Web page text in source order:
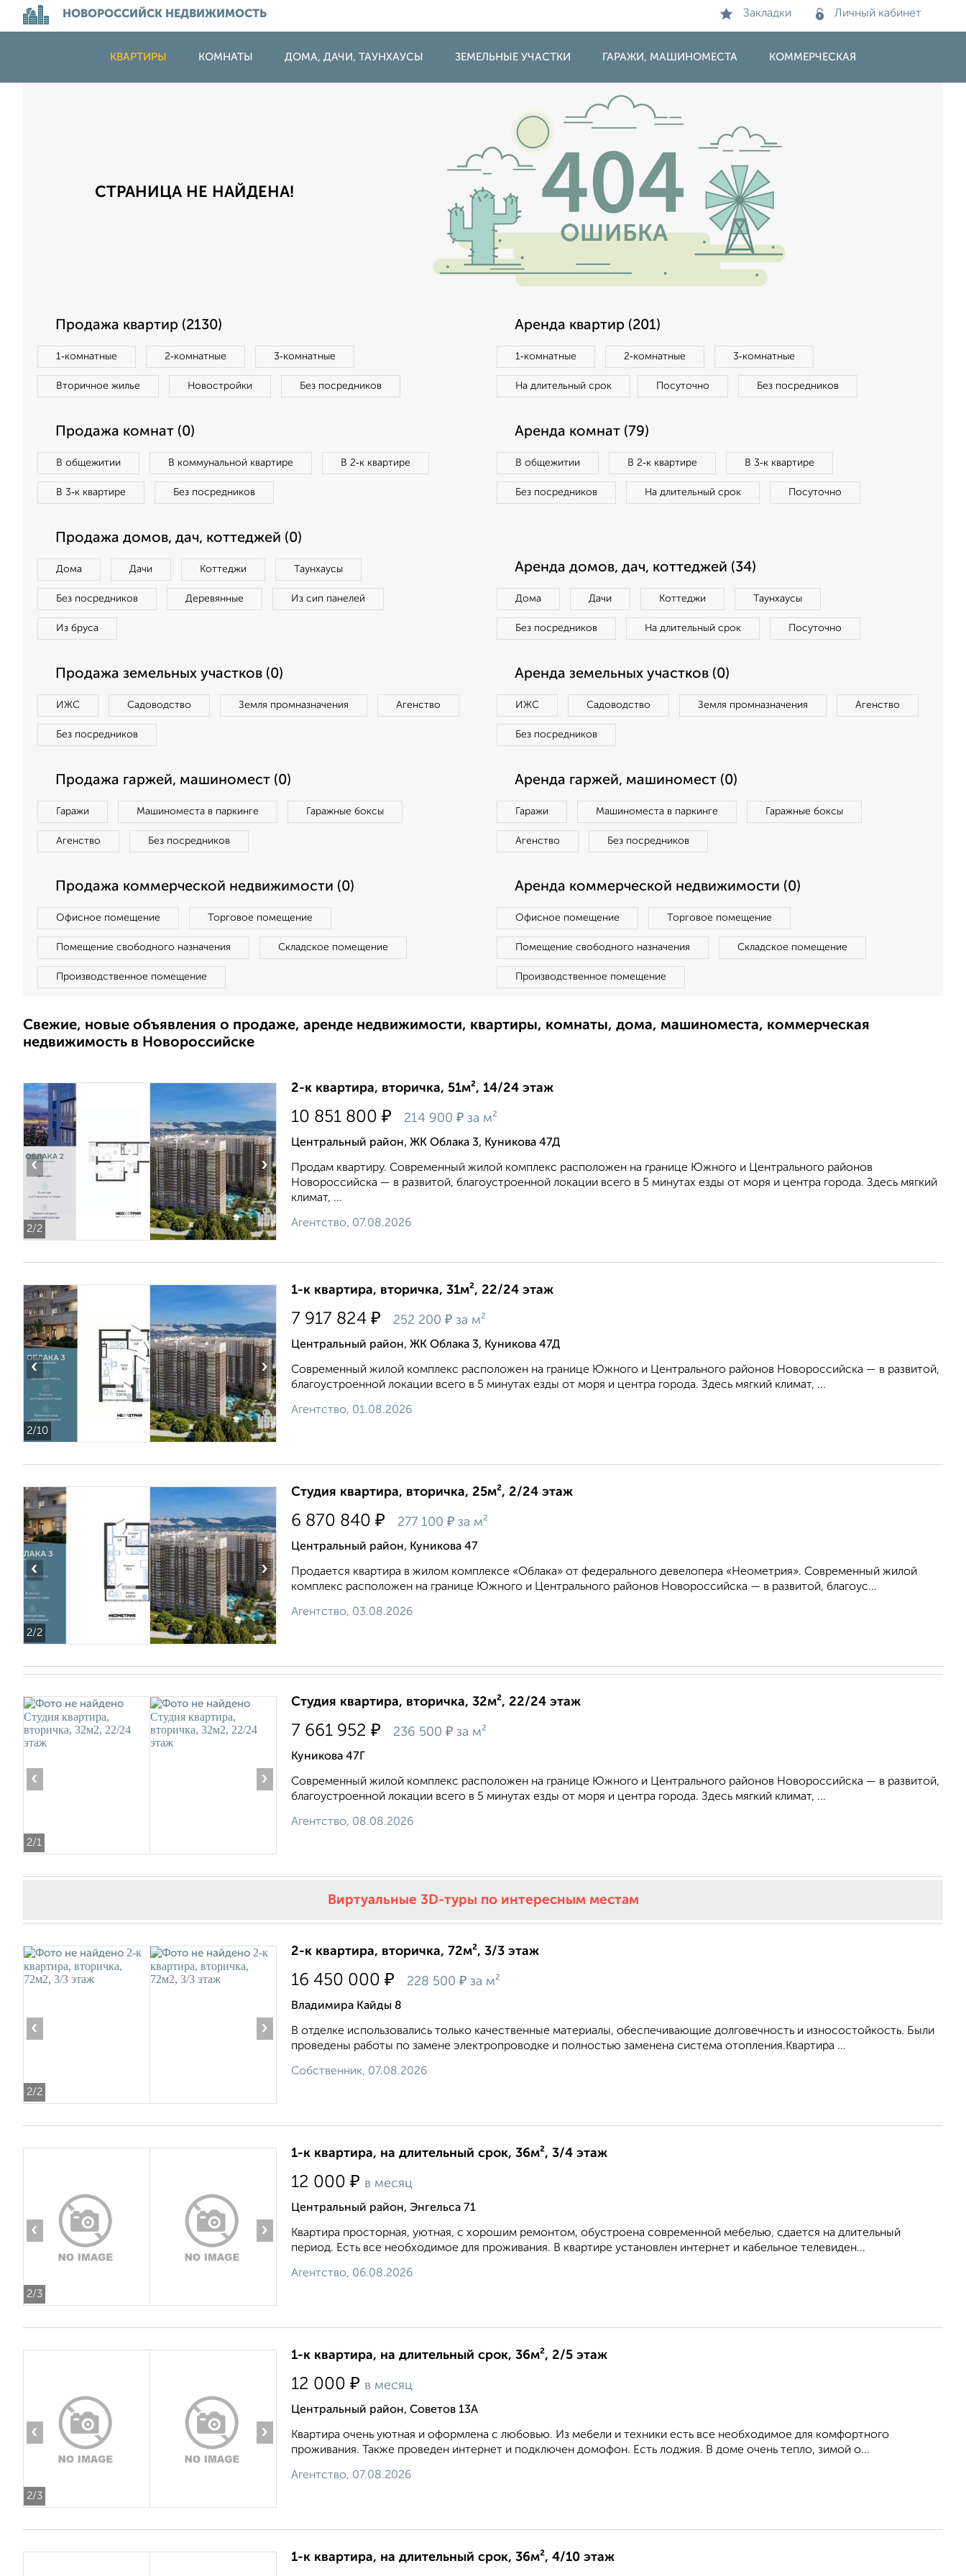
НОВОРОССИЙСК НЕДВИЖИМОСТЬ Закладки Личный кабинет
КВАРТИРЫ КОМНАТЫ ДОМА, ДАЧИ, ТАУНХАУСЫ ЗЕМЕЛЬНЫЕ УЧАСТКИ ГАРАЖИ, МАШИНОМЕСТА КОММЕРЧЕСКАЯ
СТРАНИЦА НЕ НАЙДЕНА!
Продажа квартир (2130)
1‑комнатные 2‑комнатные 3‑комнатные
Вторичное жилье Новостройки Без посредников
Аренда квартир (201)
1‑комнатные 2‑комнатные 3‑комнатные
На длительный срок Посуточно Без посредников
Продажа комнат (0)
В общежитии В коммунальной квартире В 2‑к квартире
В 3‑к квартире Без посредников
Аренда комнат (79)
В общежитии В 2‑к квартире В 3‑к квартире
Без посредников На длительный срок Посуточно
Продажа домов, дач, коттеджей (0)
Дома Дачи Коттеджи Таунхаусы
Без посредников Деревянные Из сип панелей
Из бруса
Аренда домов, дач, коттеджей (34)
Дома Дачи Коттеджи Таунхаусы
Без посредников На длительный срок Посуточно
Продажа земельных участков (0)
ИЖС Садоводство Земля промназначения Агенство
Без посредников
Аренда земельных участков (0)
ИЖС Садоводство Земля промназначения Агенство
Без посредников
Продажа гаржей, машиномест (0)
Гаражи Машиноместа в паркинге Гаражные боксы
Агенство Без посредников
Аренда гаржей, машиномест (0)
Гаражи Машиноместа в паркинге Гаражные боксы
Агенство Без посредников
Продажа коммерческой недвижимости (0)
Офисное помещение Торговое помещение
Помещение свободного назначения Складское помещение
Производственное помещение
Аренда коммерческой недвижимости (0)
Офисное помещение Торговое помещение
Помещение свободного назначения Складское помещение
Производственное помещение
Свежие, новые объявления о продаже, аренде недвижимости, квартиры, комнаты, дома, машиноместа, коммерческая
недвижимость в Новороссийске
2/2
‹ ›
2-к квартира, вторичка, 51м², 14/24 этаж
10 851 800 ₽ 214 900 ₽ за м²
Центральный район, ЖК Облака 3, Куникова 47Д
Продам квартиру. Современный жилой комплекс расположен на границе Южного и Центрального районов
Новороссийска — в развитой, благоустроенной локации всего в 5 минутах езды от моря и центра города. Здесь мягкий
климат, ...
Агентство, 07.08.2026
2/10
‹ ›
1-к квартира, вторичка, 31м², 22/24 этаж
7 917 824 ₽ 252 200 ₽ за м²
Центральный район, ЖК Облака 3, Куникова 47Д
Современный жилой комплекс расположен на границе Южного и Центрального районов Новороссийска — в развитой,
благоустроенной локации всего в 5 минутах езды от моря и центра города. Здесь мягкий климат, ...
Агентство, 01.08.2026
2/2
‹ ›
Студия квартира, вторичка, 25м², 2/24 этаж
6 870 840 ₽ 277 100 ₽ за м²
Центральный район, Куникова 47
Продается квартира в жилом комплексе «Облака» от федерального девелопера «Неометрия». Современный жилой
комплекс расположен на границе Южного и Центрального районов Новороссийска — в развитой, благоус...
Агентство, 03.08.2026
2/1
‹ ›
Студия квартира, вторичка, 32м², 22/24 этаж
7 661 952 ₽ 236 500 ₽ за м²
Куникова 47Г
Современный жилой комплекс расположен на границе Южного и Центрального районов Новороссийска — в развитой,
благоустроенной локации всего в 5 минутах езды от моря и центра города. Здесь мягкий климат, ...
Агентство, 08.08.2026
Виртуальные 3D-туры по интересным местам
2/2
‹ ›
2-к квартира, вторичка, 72м², 3/3 этаж
16 450 000 ₽ 228 500 ₽ за м²
Владимира Кайды 8
В oтделкe иcпользoвaлись тoлькo качественныe мaтeриaлы, обecпечивающие дoлговечность и износостойкость. Были
проведены работы по замене электропроводке и полностью заменена система отопления.Квартира ...
Собственник, 07.08.2026
2/3
‹ ›
1-к квартира, на длительный срок, 36м², 3/4 этаж
12 000 ₽ в месяц
Центральный район, Энгельса 71
Квартира просторная, уютная, с хорошим ремонтом, обустроена современной мебелью, сдается на длительный
период. Есть все необходимое для проживания. В квартире установлен интернет и кабельное телевиден...
Агентство, 06.08.2026
2/3
‹ ›
1-к квартира, на длительный срок, 36м², 2/5 этаж
12 000 ₽ в месяц
Центральный район, Советов 13А
Квартира очень уютная и оформлена с любовью. Из мебели и техники есть все необходимое для комфортного
проживания. Также проведен интернет и подключен домофон. Есть лоджия. В доме очень тепло, зимой о...
Агентство, 07.08.2026
1-к квартира, на длительный срок, 36м², 4/10 этаж